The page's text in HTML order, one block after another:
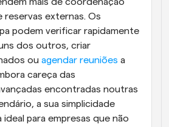
externas. Os
podem verificar rapidamente
dos outros, criar
ou agendar reuniões a
careça das
encontradas noutras
a sua simplicidade
para empresas que não